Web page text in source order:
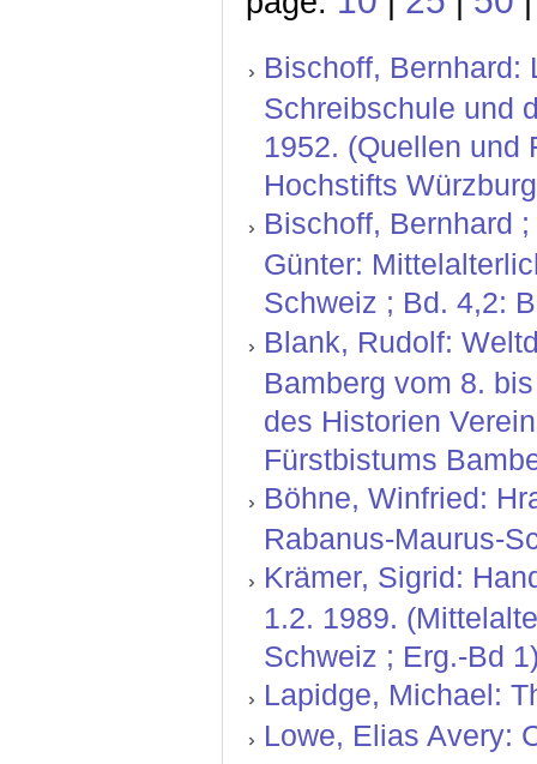
Bischoff, Bernhard:
Schreibschule und
1952. (Quellen und
Hochstifts
Bischoff, Bernhard
Günter:
Schweiz ; Bd. 4,2:
Blank, Rudolf:
Bamberg vom 8.
des Historien
Fürstbistums
Böhne, Winfried:
Rabanus-Maurus-
Krämer, Sigrid:
1.2. 1989.
Schweiz ; Erg.-Bd
Lapidge, Michael:
Lowe, Elias Avery: